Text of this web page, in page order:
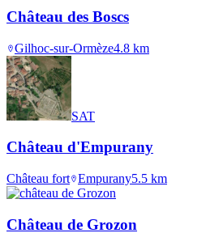
Château des Boscs
Gilhoc-sur-Ormèze4.8 km
SAT
Château d'Empurany
Château fort Empurany5.5 km
Château de Grozon